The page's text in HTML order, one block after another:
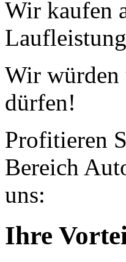
Wir kaufen
Wir würden
dürfen!
Profitieren
Bereich
uns:
Ihre